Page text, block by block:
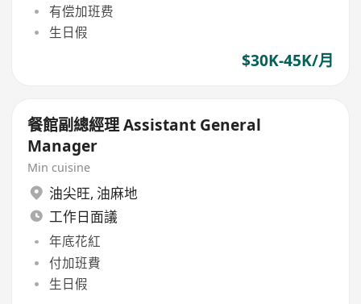
有偿加班费
生日假
$30K-45K/月
餐館副總經理 Assistant General
Manager
Min cuisine
油尖旺, 油麻地
工作日面議
年底花紅
付加班費
生日假